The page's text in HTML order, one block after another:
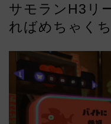
サモランH3リ
ればめちゃく